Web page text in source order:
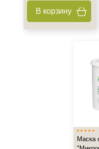
В корзину
Маска
Не показывать